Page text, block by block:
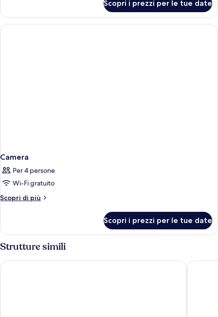
Scopri i prezzi per le tue date
Camera
Per 4 persone
Wi-Fi gratuito
Scopri di più
Altri
Scopri i prezzi per le tue date
Strutture simili
Hotel Riu Bravo - 0'0 All Inclusive Hotel